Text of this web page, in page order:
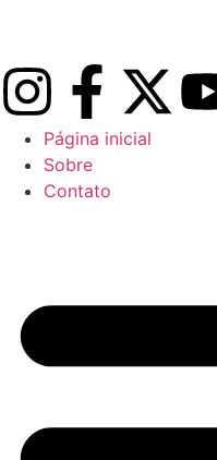
Página inicial
Sobre
Contato